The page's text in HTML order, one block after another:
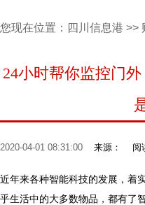
您现在位置： 四川信息港 >>
24小时帮你监控门
2020-04-01 08:31:00 来源： 阅
近年来各种智能科技的发展，着
乎生活中的大多数物品，都有了